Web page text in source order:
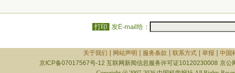
打印 发E-mail给：
关于我们 网站声明 服务条款 联系方式| 举报
中国
京ICP备07017567号-12 互联网新闻信息服务许可证10120230008 京公